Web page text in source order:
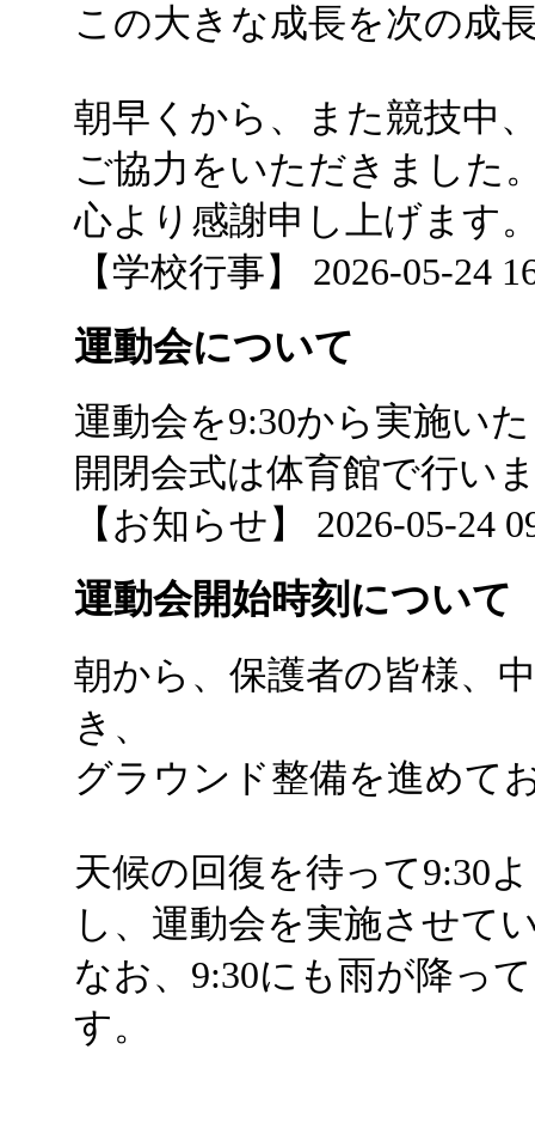
この大きな成長を次の成
朝早くから、また競技中
ご協力をいただきました
心より感謝申し上げます
【学校行事】 2026-05-24
運動会について
運動会を9:30から実施い
開閉会式は体育館で行い
【お知らせ】 2026-05-24
運動会開始時刻について
朝から、保護者の皆様、
き、
グラウンド整備を進めて
天候の回復を待って9:30
し、運動会を実施させて
なお、9:30にも雨が降っ
す。